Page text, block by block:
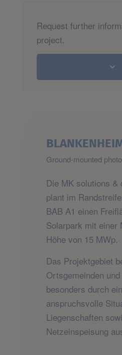
Request further
project.
Ground-mounted
Die MK solutions &
plant im
BAB A1 einen
Solarpark mit einer
Höhe von 15 MWp.
Das Projektgebiet
Ortsgemeinden
besonders durch
anspruchsvolle
Liegenschaften
Netzeinspeisung